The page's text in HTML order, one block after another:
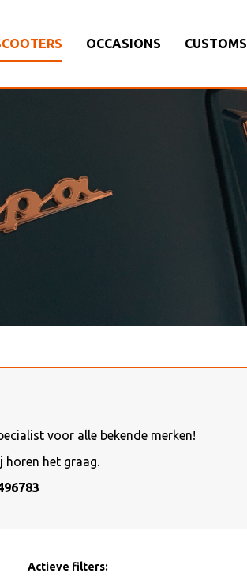
OCCASIONS CUSTOMS
voor alle bekende merken!
horen het graag.
Actieve filters: